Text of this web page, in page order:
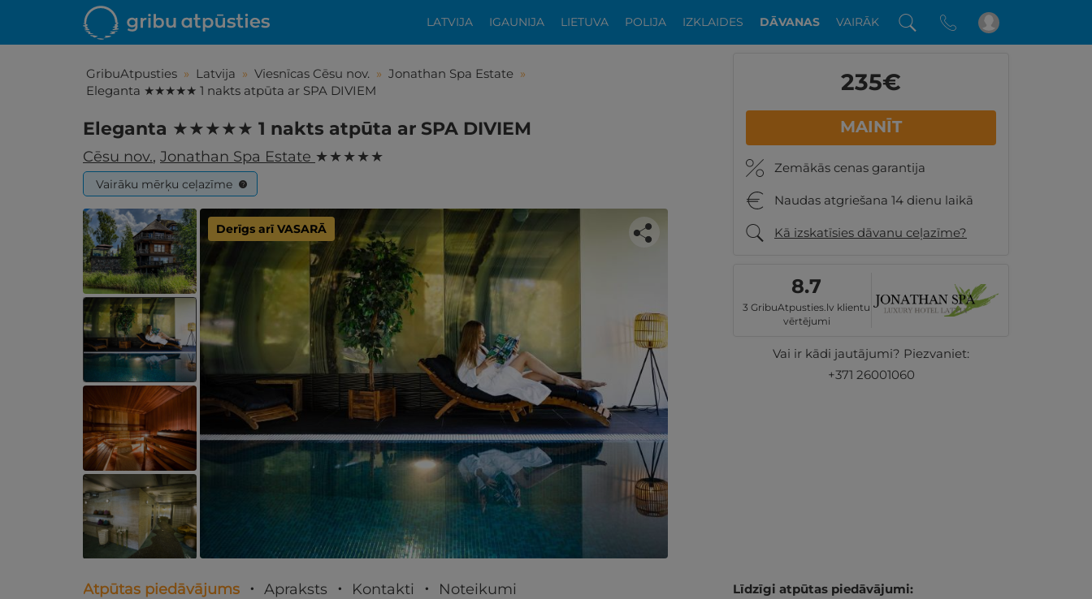
LATVIJA IGAUNIJA LIETUVA POLIJA IZKLAIDES DĀVANAS VAIRĀK
GribuAtpusties » Latvija » Viesnīcas Cēsu nov. » Jonathan Spa Estate »
Eleganta ★★★★★ 1 nakts atpūta ar SPA DIVIEM
Eleganta ★★★★★ 1 nakts atpūta ar SPA DIVIEM
Cēsu nov., Jonathan Spa Estate ★ ★ ★ ★ ★
Vairāku mērķu ceļazīme ?
Derīgs arī VASARĀ
Iepatikās šis piedāvājums?
Līdz brīnišķīgai atpūtai atlikuši tikai daži soļi
PĒRKU
235€
MAINĪT
Zemākās cenas garantija
Naudas atgriešana 14 dienu laikā
Kā izskatīsies dāvanu ceļazīme?
8.7
3 GribuAtpusties.lv klientu
vērtējumi
Vai ir kādi jautājumi? Piezvaniet:
+371 26001060
Atpūtas piedāvājums Apraksts Kontakti Noteikumi Līdzīgi atpūtas piedāvājumi: